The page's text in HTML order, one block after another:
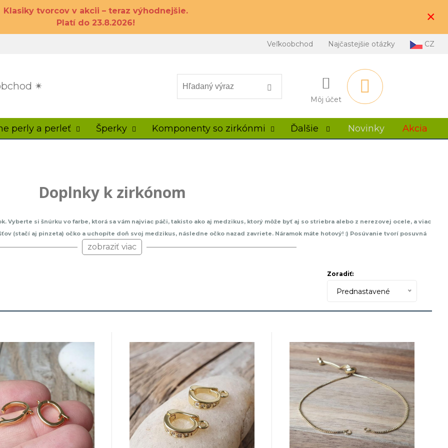
Klasiky tvorcov v akcii – teraz výhodnejšie.
Platí do 23.8.2026!
×
✴
Veľkoobchod Najčastejšie otázky CZ
Môj účet
perly a perleť Šperky Komponenty so zirkónmi Ďalšie Novinky Akcia
Doplnky k zirkónom
si šnúrku vo farbe, ktorá sa vám najviac páči, takisto ako aj medzikus, ktorý môže byť aj so striebra alebo z nerezovej ocele, a viac
(stačí aj pinzeta) očko a uchopíte doň svoj medzikus, následne očko nazad zavriete. Náramok máte hotový! :) Posúvanie tvorí posuvná
vám náramok zosúval a rozopínal. Komponenty na náramku sú zo zliatiny kovov, a ak máte pevnejšie zápästie, vyberajte si čo najširšie
zobraziť viac
Zoradiť:
Prednastavené